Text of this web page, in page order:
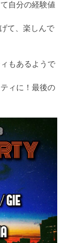
自分の経験値
て、楽しんで
もあるようで
ィに！最後の